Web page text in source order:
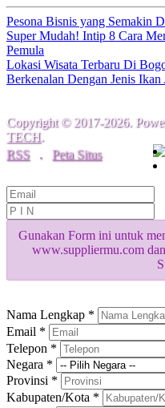
Pesona Bisnis yang Semakin
Super Mudah! Intip 8 Cara
Pemula
Lokasi Wisata Terbaru Di
Berkenalan Dengan Jenis
Copyright © 2017-2026.
TECH.
RSS
. Peta Situs
Gunakan Form ini untuk
www.suppliermu.com
Nama Lengkap *
Email *
Telepon *
Negara *
Provinsi *
Kabupaten/Kota *